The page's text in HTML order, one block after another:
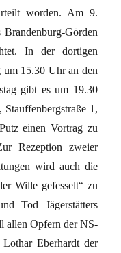
worden. Am 9.
Görden
In der dortigen
um 15.30 Uhr an den
gibt es um 19.30
1,
einen Vortrag zu
Rezeption zweier
wird auch die
Wille gefesselt“ zu
Tod Jägerstätters
allen Opfern der NS-
Eberhardt der